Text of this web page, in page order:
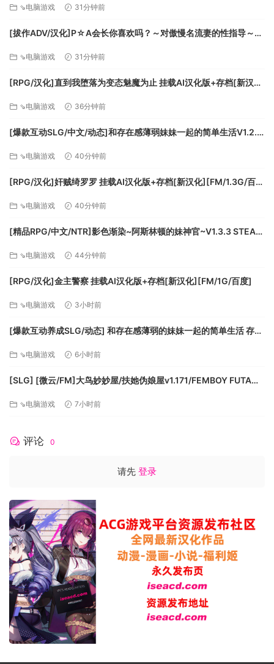
难免后患无穷。务必做出明智的选择，因为所有人都会记住你
探索崩坏的科幻世界
哈瓦利亚从来不会放过谁，住在这里的人也绝非善茬。欢迎探
两面三刀的日常
对派系之间，赢得强大的社交恩赐。不过务必小心，要是得罪
了不该得罪的人，你就会承担相应的后果！
拳头和舌头都可以帮助你排除万难。想要活下来的话，一定要
打好每一张牌。同时组建两种牌组，让它们相得益彰。
从欺诈之地的每次轮回中学到教训。你每次玩时，都会遇到不
由天定。
探索。
是收集哪些卡牌。死亡来的很快，但是每次轮回都会有新的场
面和新的策略可以探索。
第三个人物正在开发中。萨儿是一名探险家，她追逐利润的同
秘密计划。我们会积极的根据玩家社区的反馈定期发布游戏更
新，包括：新卡牌、新任务和新人物！
⇘电脑游戏 31分钟前
[拔作ADV/汉化]P☆A会长你喜欢吗？～对傲慢名流妻的性指导～AI
⇘电脑游戏 31分钟前
[RPG/汉化]直到我堕落为变态魅魔为止 挂载AI汉化版+存档[新汉
⇘电脑游戏 36分钟前
[爆款互动SLG/中文/动态]和存在感薄弱妹妹一起的简单生活V1.2.7
⇘电脑游戏 40分钟前
[RPG/汉化]奸贼绮罗罗 挂载AI汉化版+存档[新汉化][FM/1.3G/百
⇘电脑游戏 40分钟前
[精品RPG/中文/NTR]影色渐染~阿斯林顿的妹神官~V1.3.3 STEAM
[FM/7.5G/百度]
⇘电脑游戏 44分钟前
[RPG/汉化]金主警察 挂载AI汉化版+存档[新汉化][FM/1G/百度]
⇘电脑游戏 3小时前
[爆款互动养成SLG/动态] 和存在感薄弱的妹妹一起的简单生活 存在
rev.2 官方中文步兵版+全cg存档 [PC+安卓]
⇘电脑游戏 6小时前
[SLG] [微云/FM]大鸟妙妙屋/扶她伪娘屋v1.171/FEMBOY FUTA
⇘电脑游戏 7小时前
评论 0
请先 登录